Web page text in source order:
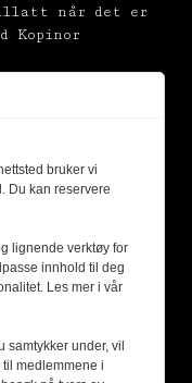
når det er
Kopinor
bruker vi
Du kan reservere
lignende verktøy for
innhold til deg
Les mer i vår
samtykker under, vil
medlemmene i